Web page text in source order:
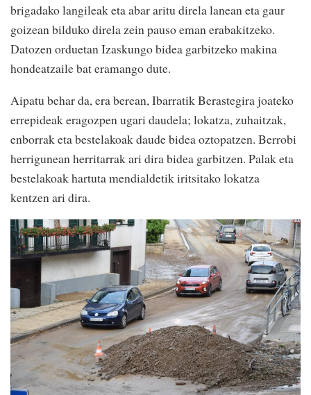
brigadako langileak eta abar aritu direla lanean eta gaur
goizean bilduko direla zein pauso eman erabakitzeko.
Datozen orduetan Izaskungo bidea garbitzeko makina
hondeatzaile bat eramango dute.
Aipatu behar da, era berean, Ibarratik Berastegira joateko
errepideak eragozpen ugari daudela; lokatza, zuhaitzak,
enborrak eta bestelakoak daude bidea oztopatzen. Berrobi
herrigunean herritarrak ari dira bidea garbitzen. Palak eta
bestelakoak hartuta mendialdetik iritsitako lokatza
kentzen ari dira.